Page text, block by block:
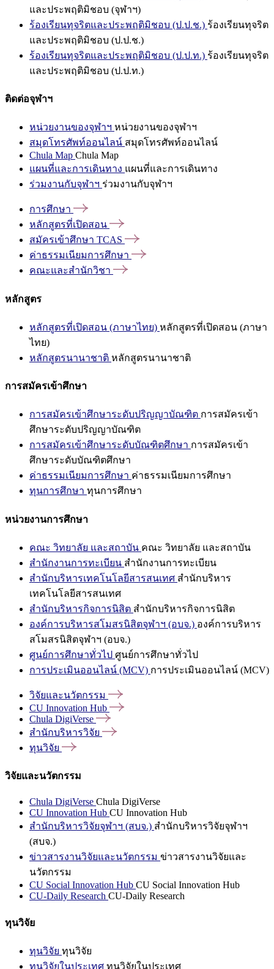
และประพฤติมิชอบ (จุฬาฯ)
ร้องเรียนทุจริตและประพฤติมิชอบ (ป.ป.ช.) ร้องเรียนทุจริต
และประพฤติมิชอบ (ป.ป.ช.)
ร้องเรียนทุจริตและประพฤติมิชอบ (ป.ป.ท.) ร้องเรียนทุจริต
และประพฤติมิชอบ (ป.ป.ท.)
ติดต่อจุฬาฯ
หน่วยงานของจุฬาฯ หน่วยงานของจุฬาฯ
สมุดโทรศัพท์ออนไลน์ สมุดโทรศัพท์ออนไลน์
Chula Map Chula Map
แผนที่และการเดินทาง แผนที่และการเดินทาง
ร่วมงานกับจุฬาฯ ร่วมงานกับจุฬาฯ
การศึกษา
หลักสูตรที่เปิดสอน
สมัครเข้าศึกษา TCAS
ค่าธรรมเนียมการศึกษา
คณะและสำนักวิชา
หลักสูตร
หลักสูตรที่เปิดสอน (ภาษาไทย) หลักสูตรที่เปิดสอน (ภาษา
ไทย)
หลักสูตรนานาชาติ หลักสูตรนานาชาติ
การสมัครเข้าศึกษา
การสมัครเข้าศึกษาระดับปริญญาบัณฑิต การสมัครเข้า
ศึกษาระดับปริญญาบัณฑิต
การสมัครเข้าศึกษาระดับบัณฑิตศึกษา การสมัครเข้า
ศึกษาระดับบัณฑิตศึกษา
ค่าธรรมเนียมการศึกษา ค่าธรรมเนียมการศึกษา
ทุนการศึกษา ทุนการศึกษา
หน่วยงานการศึกษา
คณะ วิทยาลัย และสถาบัน คณะ วิทยาลัย และสถาบัน
สำนักงานการทะเบียน สำนักงานการทะเบียน
สำนักบริหารเทคโนโลยีสารสนเทศ สำนักบริหาร
เทคโนโลยีสารสนเทศ
สำนักบริหารกิจการนิสิต สำนักบริหารกิจการนิสิต
องค์การบริหารสโมสรนิสิตจุฬาฯ (อบจ.) องค์การบริหาร
สโมสรนิสิตจุฬาฯ (อบจ.)
ศูนย์การศึกษาทั่วไป ศูนย์การศึกษาทั่วไป
การประเมินออนไลน์ (MCV) การประเมินออนไลน์ (MCV)
วิจัยและนวัตกรรม
CU Innovation Hub
Chula DigiVerse
สำนักบริหารวิจัย
ทุนวิจัย
วิจัยและนวัตกรรม
Chula DigiVerse Chula DigiVerse
CU Innovation Hub CU Innovation Hub
สำนักบริหารวิจัยจุฬาฯ (สบจ.) สำนักบริหารวิจัยจุฬาฯ
(สบจ.)
ข่าวสารงานวิจัยและนวัตกรรม ข่าวสารงานวิจัยและ
นวัตกรรม
CU Social Innovation Hub CU Social Innovation Hub
CU-Daily Research CU-Daily Research
ทุนวิจัย
ทุนวิจัย ทุนวิจัย
ทุนวิจัยในประเทศ ทุนวิจัยในประเทศ